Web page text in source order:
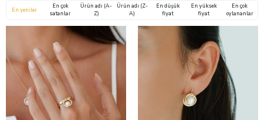
En yeniler
En çok
satanlar
Ürün adı (A-
Z)
Ürün adı (Z-
A)
En düşük
fiyat
En yüksek
fiyat
En çok
oylananlar